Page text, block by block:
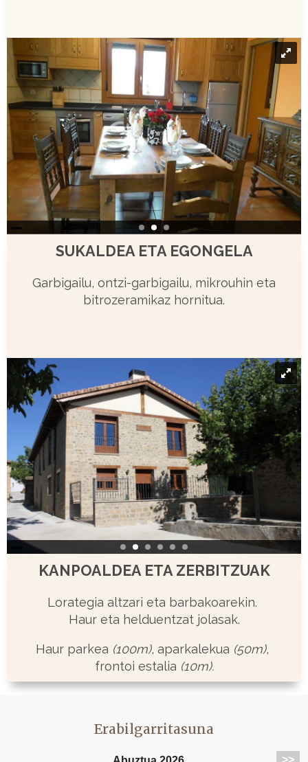
SUKALDEA ETA EGONGELA
Garbigailu, ontzi-garbigailu, mikrouhin eta
bitrozeramikaz hornitua.
KANPOALDEA ETA ZERBITZUAK
Lorategia altzari eta barbakoarekin.
Haur eta helduentzat jolasak.
Haur parkea (100m), aparkalekua (50m),
frontoi estalia (10m).
Erabilgarritasuna